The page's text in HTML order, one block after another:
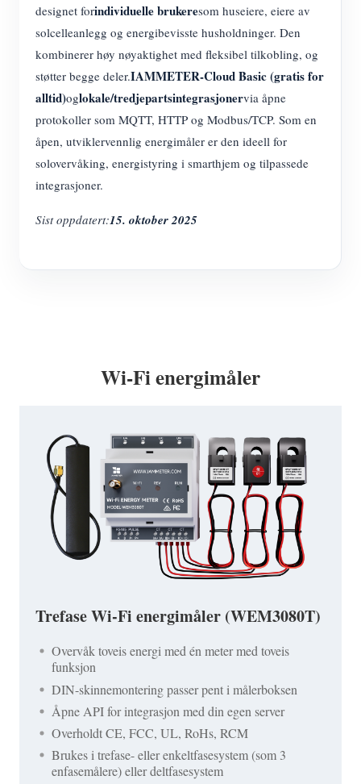
designet forindividuelle brukeresom huseiere, eiere av
solcelleanlegg og energibevisste husholdninger. Den
kombinerer høy nøyaktighet med fleksibel tilkobling, og
støtter begge deler.IAMMETER-Cloud Basic (gratis for
alltid)oglokale/tredjepartsintegrasjonervia åpne
protokoller som MQTT, HTTP og Modbus/TCP. Som en
åpen, utviklervennlig energimåler er den ideell for
solovervåking, energistyring i smarthjem og tilpassede
integrasjoner.
Sist oppdatert:15. oktober 2025
Wi-Fi energimåler
Trefase Wi-Fi energimåler (WEM3080T)
Overvåk toveis energi med én meter med toveis
funksjon
DIN-skinnemontering passer pent i målerboksen
Åpne API for integrasjon med din egen server
Overholdt CE, FCC, UL, RoHs, RCM
Brukes i trefase- eller enkeltfasesystem (som 3
enfasemålere) eller deltfasesystem